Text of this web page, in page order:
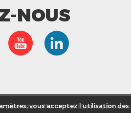
NOUS
vous acceptez l’utilisation
pour vous offrir la meilleure expérience